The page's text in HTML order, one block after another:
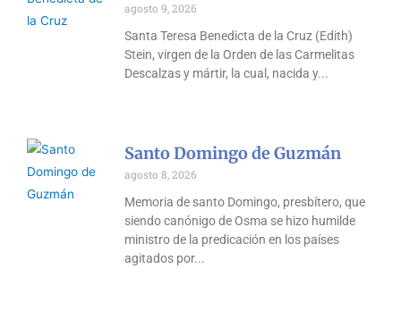
agosto 9, 2026
Santa Teresa Benedicta de la Cruz (Edith)
Stein, virgen de la Orden de las Carmelitas
Descalzas y mártir, la cual, nacida y
Santo Domingo de Guzmán
agosto 8, 2026
Memoria de santo Domingo, presbítero, que
siendo canónigo de Osma se hizo humilde
ministro de la predicación en los países
agitados por